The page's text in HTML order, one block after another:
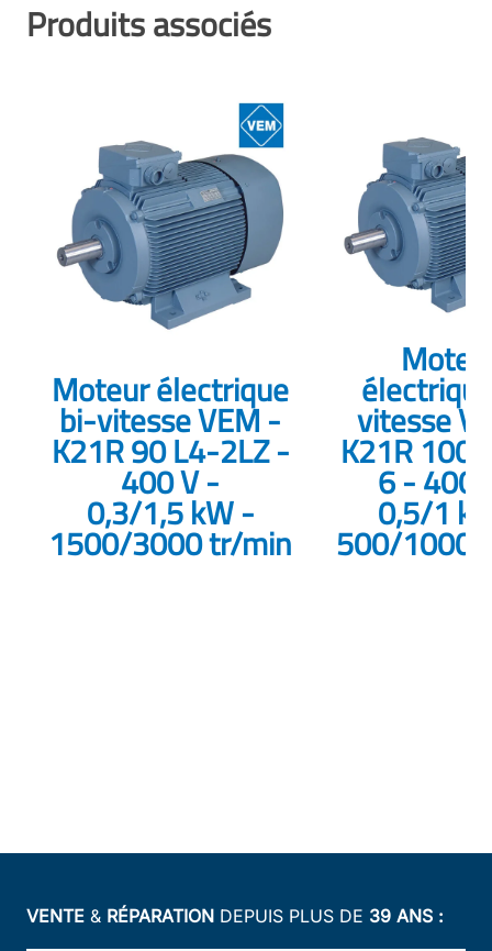
Produits associés
Moteur électrique
bi-vitesse VEM -
K21R 90 L4-2LZ -
400 V -
0,3/1,5 kW -
1500/3000 tr/min
vitesse
K21R 100
6 - 400
0,5/1
500/1000
VENTE & RÉPARATION DEPUIS PLUS DE 39 ANS :